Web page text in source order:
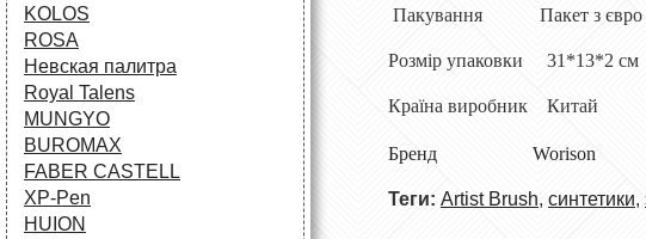
KOLOS
ROSA
Невская палитра
Royal Talens
MUNGYO
BUROMAX
FABER CASTELL
XP-Pen
HUION
Пакування Пакет з євро
Розмір упаковки 31*13*2 см
Країна виробник Китай
Бренд Worison
Теги: Artist Brush, синтетики,